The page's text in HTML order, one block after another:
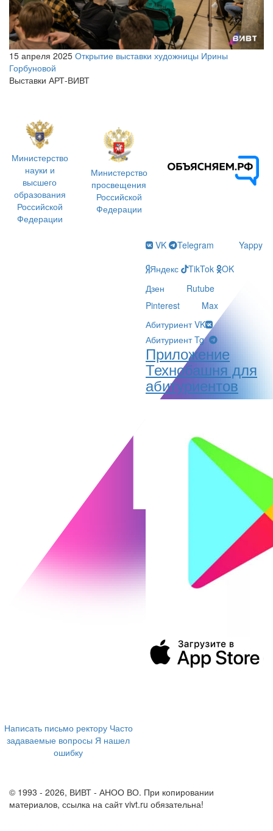
15 апреля 2025 Открытие выставки художницы Ирины
Горбуновой
Выставки АРТ-ВИВТ
Министерство
науки и
высшего
образования
Российской
Федерации
Министерство
просвещения
Российской
Федерации
Написать письмо ректору Часто
задаваемые вопросы Я нашел
ошибку
VK Telegram
Yappy
Яндекс
TikTok
OK
Дзен
Rutube
Pinterest
Max
Абитуриент VK
Абитуриент Tg
Приложение
Технобашня для
абитуриентов
© 1993 - 2026, ВИВТ - АНОО ВО. При копировании
материалов, ссылка на сайт vivt.ru обязательна!